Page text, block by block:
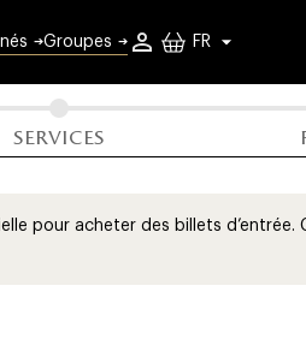
Groupes
services
pour acheter des billets d’entrée.